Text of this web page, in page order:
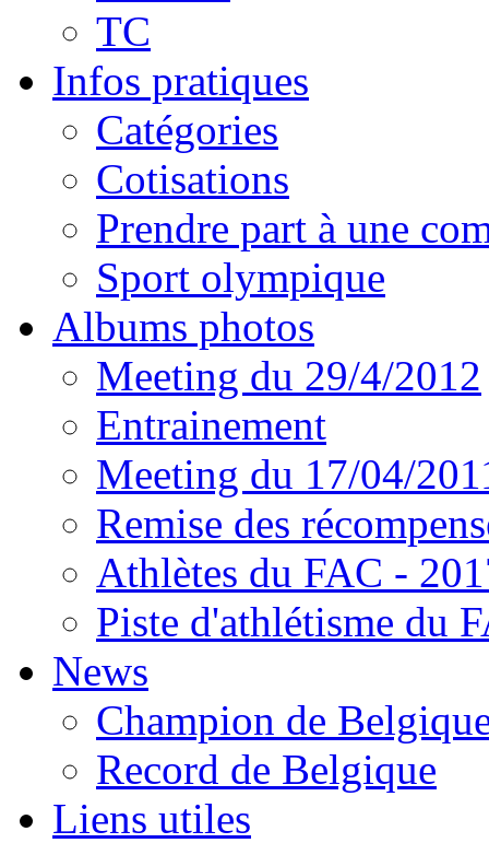
TC
Infos pratiques
Catégories
Cotisations
Prendre part à une
Sport olympique
Albums photos
Meeting du 29/4/2012
Entrainement
Meeting du 17/04/
Remise des
Athlètes du FAC -
Piste d'athlétisme du
News
Champion de
Record de Belgique
Liens utiles